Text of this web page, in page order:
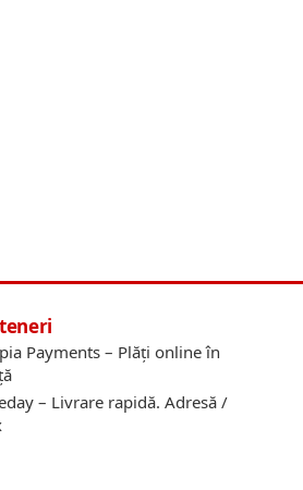
Payments – Plăți online în
– Livrare rapidă. Adresă /